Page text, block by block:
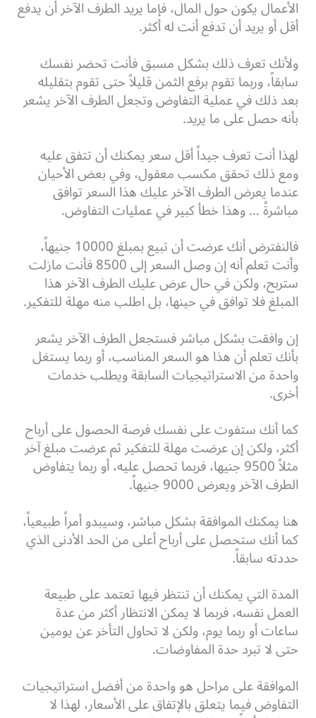
الأعمال يكون حول المال، فإما يريد الطرف الآخر أن يدفع
أقل أو يريد أن تدفع أنت له أكثر.
ولأنك تعرف ذلك بشكل مسبق فأنت تحضر نفسك
سابقاً، وربما تقوم برفع الثمن قليلاً حتى تقوم بتقليله
بعد ذلك في عملية التفاوض وتجعل الطرف الآخر يشعر
بأنه حصل على ما يريد.
لهذا أنت تعرف جيداً أقل سعر يمكنك أن تتفق عليه
ومع ذلك تحقق مكسب معقول، وفي بعض الأحيان
عندما يعرض الطرف الآخر عليك هذا السعر توافق
مباشرةً … وهذا خطأ كبير في عمليات التفاوض.
فالنفترض أنك عرضت أن تبيع بمبلغ 10000 جنيهاً،
وأنت تعلم أنه إن وصل السعر إلى 8500 فأنت مازلت
ستربح، ولكن في حال عرض عليك الطرف الآخر هذا
المبلغ فلا توافق في حينها، بل اطلب منه مهلة للتفكير.
إن وافقت بشكل مباشر فستجعل الطرف الآخر يشعر
بأنك تعلم أن هذا هو السعر المناسب، أو ربما يستغل
واحدة من الاستراتيجيات السابقة ويطلب خدمات
أخرى.
كما أنك ستفوت على نفسك فرصة الحصول على أرباح
أكثر، ولكن إن عرضت مهلة للتفكير ثم عرضت مبلغ آخر
مثلاً 9500 جنيها، فربما تحصل عليه، أو ربما يتفاوض
الطرف الآخر ويعرض 9000 جنيهاً.
هنا يمكنك الموافقة بشكل مباشر، وسيبدو أمراً طبيعياً،
كما أنك ستحصل على أرباح أعلى من الحد الأدنى الذي
حددته سابقاً.
المدة التي يمكنك أن تنتظر فيها تعتمد على طبيعة
العمل نفسه، فربما لا يمكن الانتظار أكثر من عدة
ساعات أو ربما يوم، ولكن لا تحاول التأخر عن يومين
حتى لا تبرد حدة المفاوضات.
الموافقة على مراحل هو واحدة من أفضل استراتيجيات
التفاوض فيما يتعلق بالإتفاق على الأسعار، لهذا لا